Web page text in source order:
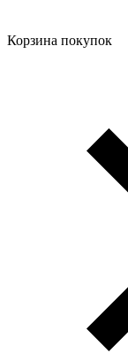
Корзина покупок